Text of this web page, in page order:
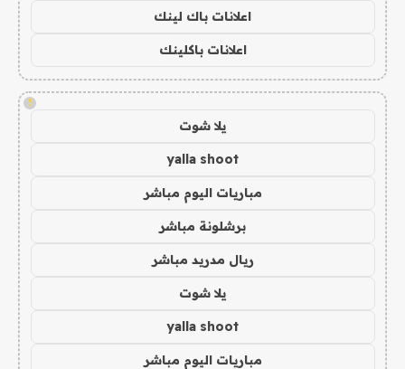
اعلانات باك لينك
اعلانات باكلينك
!
يلا شوت
yalla shoot
مباريات اليوم مباشر
برشلونة مباشر
ريال مدريد مباشر
يلا شوت
yalla shoot
مباريات اليوم مباشر